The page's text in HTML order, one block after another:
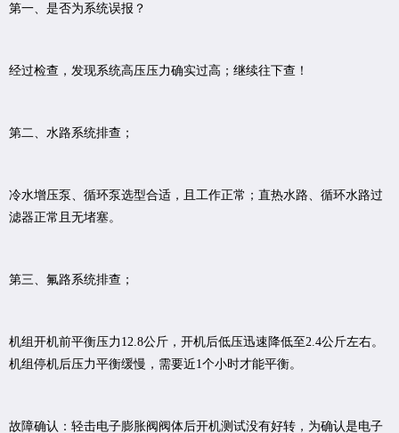
第一、是否为系统误报？
经过检查，发现系统高压压力确实过高；继续往下查！
第二、水路系统排查；
冷水增压泵、循环泵选型合适，且工作正常；直热水路、循环水路过
滤器正常且无堵塞。
第三、氟路系统排查；
机组开机前平衡压力12.8公斤，开机后低压迅速降低至2.4公斤左右。
机组停机后压力平衡缓慢，需要近1个小时才能平衡。
故障确认：轻击电子膨胀阀阀体后开机测试没有好转，为确认是电子